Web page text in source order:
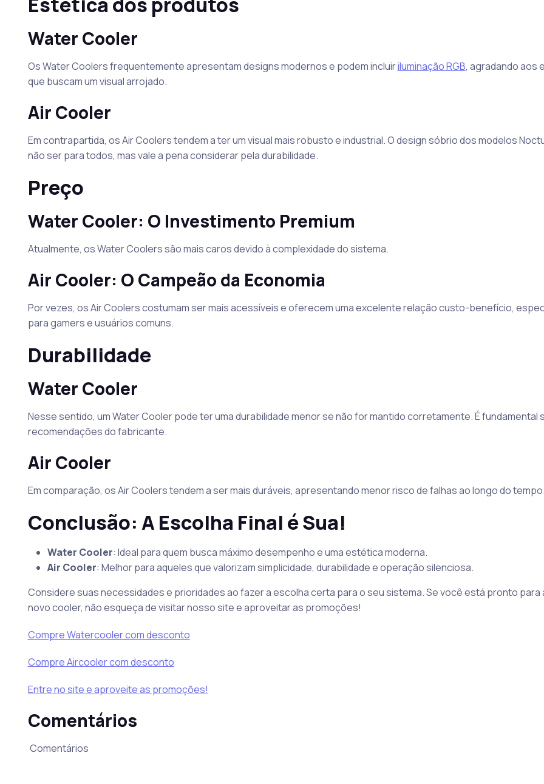
Water Cooler
Os Water Coolers frequentemente apresentam designs modernos e podem incluiriluminação RGB, agradando aos
que buscam um visual arrojado.
Air Cooler
Em contrapartida, os Air Coolers tendem a ter um visual mais robusto e industrial. O design sóbrio dos modelos
não ser para todos, mas vale a pena considerar pela durabilidade.
Preço
Water Cooler: O Investimento Premium
Atualmente, os Water Coolers são mais caros devido à complexidade do sistema.
Air Cooler: O Campeão da Economia
Por vezes, os Air Coolers costumam ser mais acessíveis e oferecem uma excelente relação custo-benefício,
para gamers e usuários comuns.
Durabilidade
Water Cooler
Nesse sentido, um Water Cooler pode ter uma durabilidade menor se não for mantido corretamente. É fundamental
recomendações do fabricante.
Air Cooler
Em comparação, os Air Coolers tendem a ser mais duráveis, apresentando menor risco de falhas ao longo do tempo.
Conclusão: A Escolha Final é Sua!
Water Cooler: Ideal para quem busca máximo desempenho e uma estética moderna.
Air Cooler: Melhor para aqueles que valorizam simplicidade, durabilidade e operação silenciosa.
Considere suas necessidades e prioridades ao fazer a escolha certa para o seu sistema. Se você está pronto para
novo cooler, não esqueça de visitar nosso site e aproveitar as promoções!
Compre Watercooler com desconto
Compre Aircooler com desconto
Entre no site e aproveite as promoções!
Comentários
Comentários